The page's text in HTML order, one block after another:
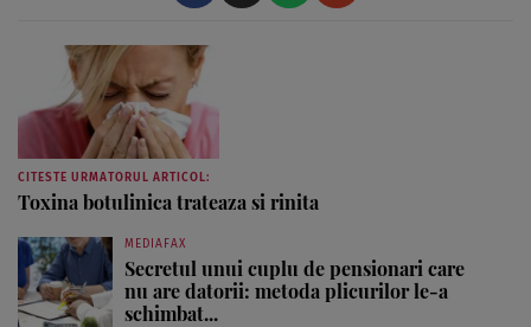
CITESTE URMATORUL ARTICOL:
Toxina botulinica trateaza si rinita
MEDIAFAX
Secretul unui cuplu de pensionari care
nu are datorii: metoda plicurilor le-a
schimbat...